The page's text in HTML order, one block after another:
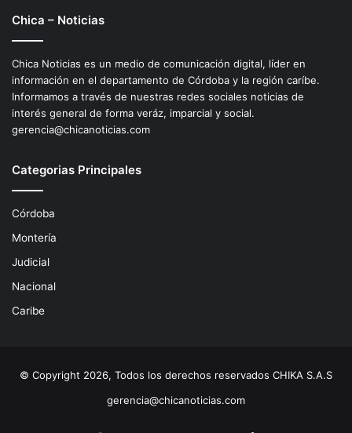
Chica – Noticias
Chica Noticias es un medio de comunicación digital, líder en
información en el departamento de Córdoba y la región caríbe.
Informamos a través de nuestras redes sociales noticias de
interés general de forma veráz, imparcial y social.
gerencia@chicanoticias.com
Categorias Principales
Córdoba
Montería
Judicial
Nacional
Caribe
© Copyright 2026, Todos los derechos reservados CHIKA S.A.S
gerencia@chicanoticias.com